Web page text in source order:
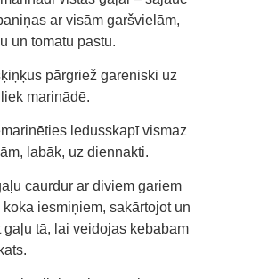
ar visām garšvielām,
un tomātu pastu.
pārgriež gareniski uz
marinādē.
ledusskapī vismaz
labāk, uz diennakti.
caurdur ar diviem gariem
koka iesmiņiem, sakārtojot un
gaļu tā, lai veidojas kebabam